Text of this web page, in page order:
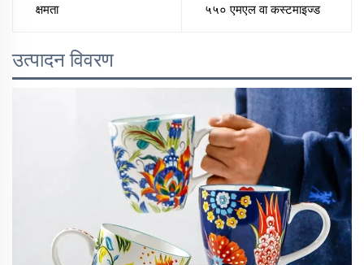
क्षमता ५५० एमएल वा कस्टमाइज्ड
उत्पादन विवरण